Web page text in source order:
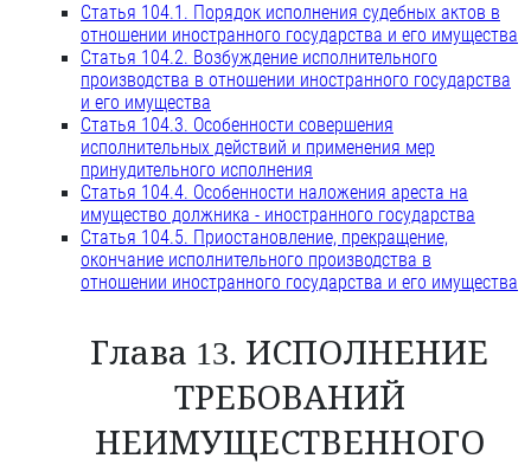
Статья 104.1. Порядок исполнения судебных актов в
отношении иностранного государства и его имущества
Статья 104.2. Возбуждение исполнительного
производства в отношении иностранного государства
и его имущества
Статья 104.3. Особенности совершения
исполнительных действий и применения мер
принудительного исполнения
Статья 104.4. Особенности наложения ареста на
имущество должника - иностранного государства
Статья 104.5. Приостановление, прекращение,
окончание исполнительного производства в
отношении иностранного государства и его имущества
Глава 13. ИСПОЛНЕНИЕ
ТРЕБОВАНИЙ
НЕИМУЩЕСТВЕННОГО